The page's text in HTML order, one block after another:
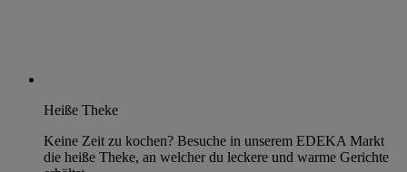
Heiße Theke
Keine Zeit zu kochen? Besuche in unserem EDEKA Markt
die heiße Theke, an welcher du leckere und warme Gerichte